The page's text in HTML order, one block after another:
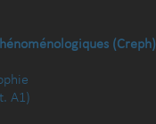
(Creph)
A1)